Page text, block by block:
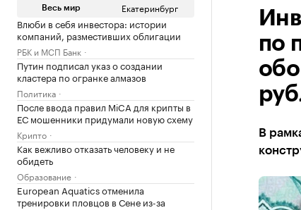
Весь мир Екатеринбург
Влюби в себя инвестора: истории
компаний, разместивших облигации
РБК и МСП Банк
Путин подписал указ о создании
кластера по огранке алмазов
Политика
После ввода правил MiCA для крипты в
ЕС мошенники придумали новую схему
Крипто
Как вежливо отказать человеку и не
обидеть
Образование
European Aquatics отменила
тренировки пловцов в Сене из-за
по
В